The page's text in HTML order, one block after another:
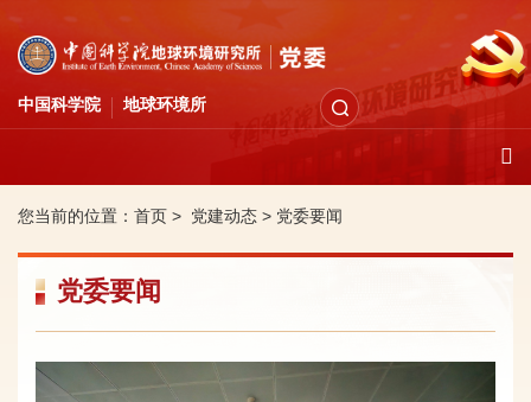
中国科学院 地球环境所
您当前的位置： 首页 > 党建动态 > 党委要闻
党委要闻